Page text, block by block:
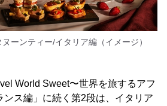
ーンティー/イタリア編（イメージ）
World Sweet〜世界を旅するアフ
ンス編」に続く第2段は、イタリア